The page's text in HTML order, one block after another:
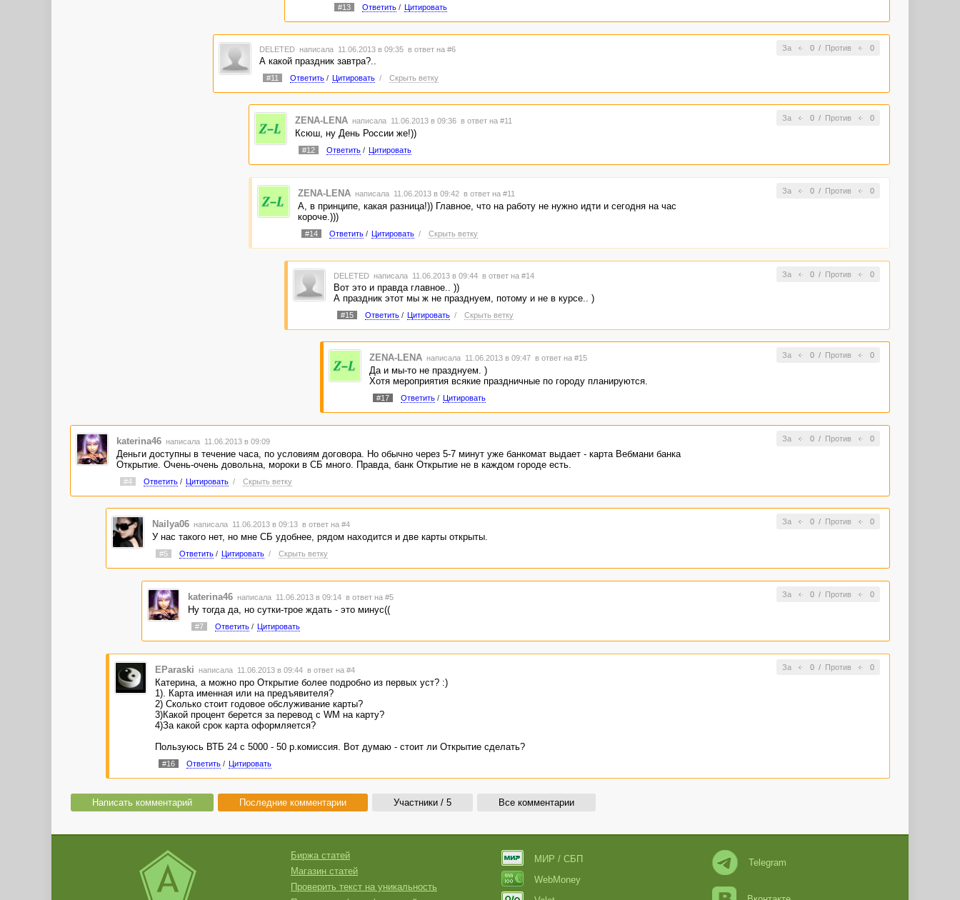
#13 Ответить/ Цитировать
За 0/ Против 0
DELETED написала 11.06.2013 в 09:35 в ответ на #6
А какой праздник завтра?..
#11 Ответить/ Цитировать / Скрыть ветку
За 0/ Против 0
ZENA-LENA написала 11.06.2013 в 09:36 в ответ на #11
Ксюш, ну День России же!))
#12 Ответить/ Цитировать
За 0/ Против 0
ZENA-LENA написала 11.06.2013 в 09:42 в ответ на #11
А, в принципе, какая разница!)) Главное, что на работу не нужно идти и сегодня на час
короче.)))
#14 Ответить/ Цитировать / Скрыть ветку
За 0/ Против 0
DELETED написала 11.06.2013 в 09:44 в ответ на #14
Вот это и правда главное.. ))
А праздник этот мы ж не празднуем, потому и не в курсе.. )
#15 Ответить/ Цитировать / Скрыть ветку
За 0/ Против 0
ZENA-LENA написала 11.06.2013 в 09:47 в ответ на #15
Да и мы-то не празднуем. )
Хотя мероприятия всякие праздничные по городу планируются.
#17 Ответить/ Цитировать
За 0/ Против 0
katerina46 написала 11.06.2013 в 09:09
Деньги доступны в течение часа, по условиям договора. Но обычно через 5-7 минут уже банкомат выдает - карта Вебмани банка
Открытие. Очень-очень довольна, мороки в СБ много. Правда, банк Открытие не в каждом городе есть.
#4 Ответить/ Цитировать / Скрыть ветку
За 0/ Против 0
Nailya06 написала 11.06.2013 в 09:13 в ответ на #4
У нас такого нет, но мне СБ удобнее, рядом находится и две карты открыты.
#5 Ответить/ Цитировать / Скрыть ветку
За 0/ Против 0
katerina46 написала 11.06.2013 в 09:14 в ответ на #5
Ну тогда да, но сутки-трое ждать - это минус((
#7 Ответить/ Цитировать
За 0/ Против 0
EParaski написала 11.06.2013 в 09:44 в ответ на #4
Катерина, а можно про Открытие более подробно из первых уст? :)
1). Карта именная или на предъявителя?
2) Сколько стоит годовое обслуживание карты?
3)Какой процент берется за перевод с WM на карту?
4)За какой срок карта оформляется?
Пользуюсь ВТБ 24 с 5000 - 50 р.комиссия. Вот думаю - стоит ли Открытие сделать?
#16 Ответить/ Цитировать
Написать комментарий Последние комментарии Участники / 5 Все комментарии
Биржа статей
Магазин статей
Проверить текст на уникальность
МИР / СБП
WebMoney
Telegram